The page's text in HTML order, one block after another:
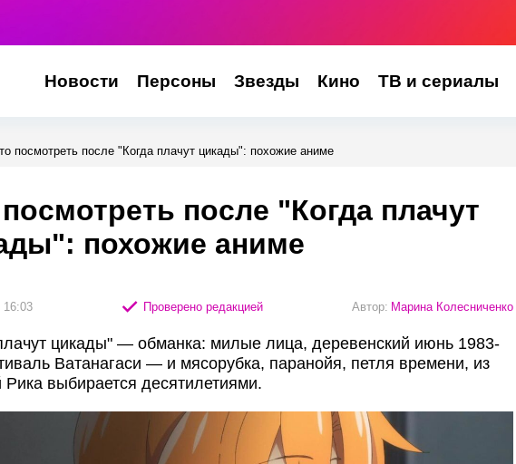
Новости Персоны Звезды Кино ТВ и сериалы
посмотреть после "Когда плачут цикады": похожие аниме
после "Когда плачут
похожие аниме
16:03 Проверено редакцией Автор: Марина Колесниченко
цикады" — обманка: милые лица, деревенский июнь 1983-
Ватанагаси — и мясорубка, паранойя, петля времени, из
Рика выбирается десятилетиями.